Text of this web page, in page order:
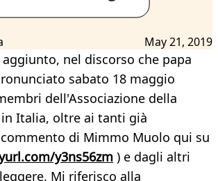
May 21, 2019
aggiunto, nel discorso che papa
sabato 18 maggio
dell'Associazione della
Italia, oltre ai tanti già
di Mimmo Muolo qui su
y3ns56zm ) e dagli altri
Mi riferisco alla